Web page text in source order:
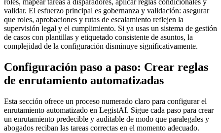
roles, mapear tareas a disparadores, aplicar reglas condicionales y
validar. El esfuerzo principal es gobernanza y validación: asegurar
que roles, aprobaciones y rutas de escalamiento reflejen la
supervisión legal y el cumplimiento. Si ya usas un sistema de gestión
de casos con plantillas y etiquetado consistente de asuntos, la
complejidad de la configuración disminuye significativamente.
Configuración paso a paso: Crear reglas
de enrutamiento automatizadas
Esta sección ofrece un proceso numerado claro para configurar el
enrutamiento automatizado en LegistAI. Sigue cada paso para crear
un enrutamiento predecible y auditable de modo que paralegales y
abogados reciban las tareas correctas en el momento adecuado.